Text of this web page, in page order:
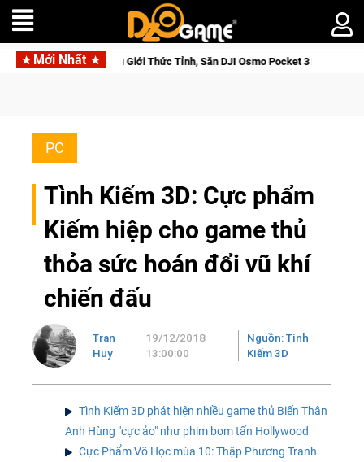
Mới Nhất
Giới Thức Tỉnh, Săn DJI Osmo Pocket 3 Ngay Hôm Nay
PC
Tình Kiếm 3D: Cực phẩm
Kiếm hiệp cho game thủ
thỏa sức hoán đổi vũ khí
chiến đấu
Tran
Huy
19/12/2018
13:00:00
Nguồn: Tinh
Kiếm 3D
Tình Kiếm 3D phát hiện nhiều game thủ Biến Thân
Anh Hùng "cực ảo" như phim bom tấn Hollywood
Cực Phẩm Võ Học mùa 10: Thập Phương Tranh